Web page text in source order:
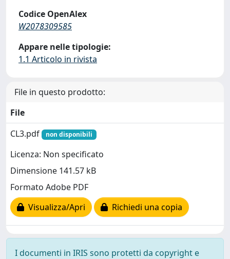
Codice OpenAlex
W2078309585
Appare nelle tipologie:
1.1 Articolo in rivista
File in questo prodotto:
File
CL3.pdf
non disponibili
Licenza: Non specificato
Dimensione 141.57 kB
Formato Adobe PDF
Visualizza/Apri
Richiedi una copia
I documenti in IRIS sono protetti da copyright e